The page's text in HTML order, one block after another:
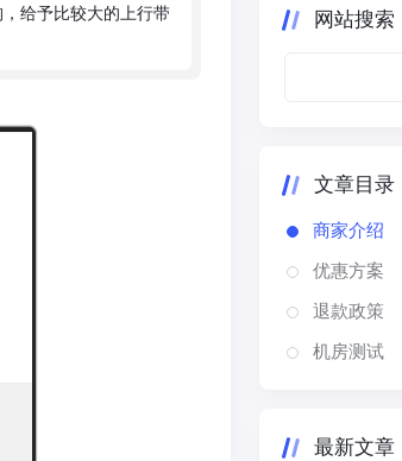
， 给予比较大的 上行带 网站搜索
文章目录
商家介绍
优惠方案
退款政策
机房测试
最新文章